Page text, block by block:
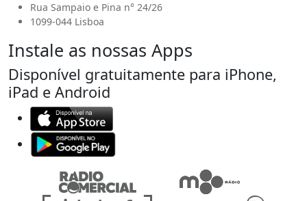
Rua Sampaio e Pina n° 24/26
1099-044 Lisboa
Instale as nossas Apps
Disponível gratuitamente para iPhone,
iPad e Android